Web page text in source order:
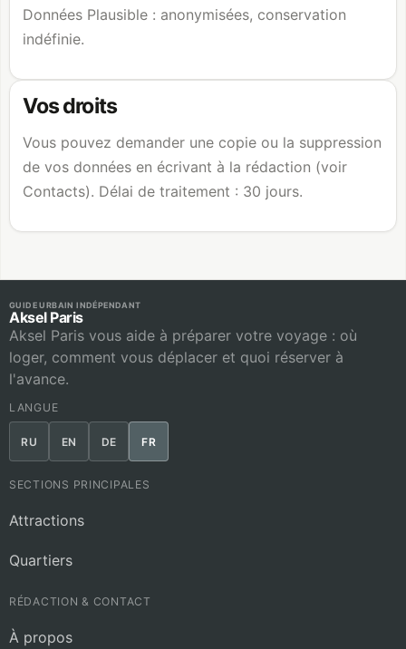
Données Plausible : anonymisées, conservation
indéfinie.
Vos droits
Vous pouvez demander une copie ou la suppression
de vos données en écrivant à la rédaction (voir
Contacts). Délai de traitement : 30 jours.
GUIDE URBAIN INDÉPENDANT
Aksel Paris
Aksel Paris vous aide à préparer votre voyage : où
loger, comment vous déplacer et quoi réserver à
l'avance.
LANGUE
RU EN DE FR
SECTIONS PRINCIPALES
Attractions
Quartiers
RÉDACTION & CONTACT
À propos